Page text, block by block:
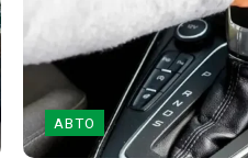
АВТО